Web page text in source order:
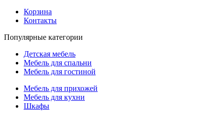
Корзина
Контакты
Популярные категории
Детская мебель
Мебель для спальни
Мебель для гостиной
Мебель для прихожей
Мебель для кухни
Шкафы